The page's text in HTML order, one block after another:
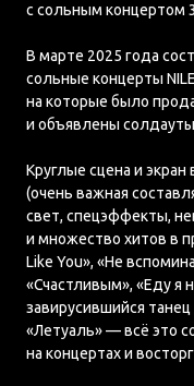
с сольным концертом
В марте 2025 года
сольные концерты
на которые было
и объявлены
Круглые сцена и экран
(очень важная
свет, спецэффекты,
и множество хитов в
Like You», «Не
«Счастливым», «Еду я
завирусившийся
«Летуаль» — всё это
на концертах и